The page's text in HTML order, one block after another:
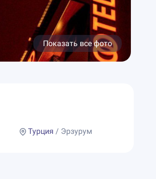
Показать все фото
Турция / Эрзурум